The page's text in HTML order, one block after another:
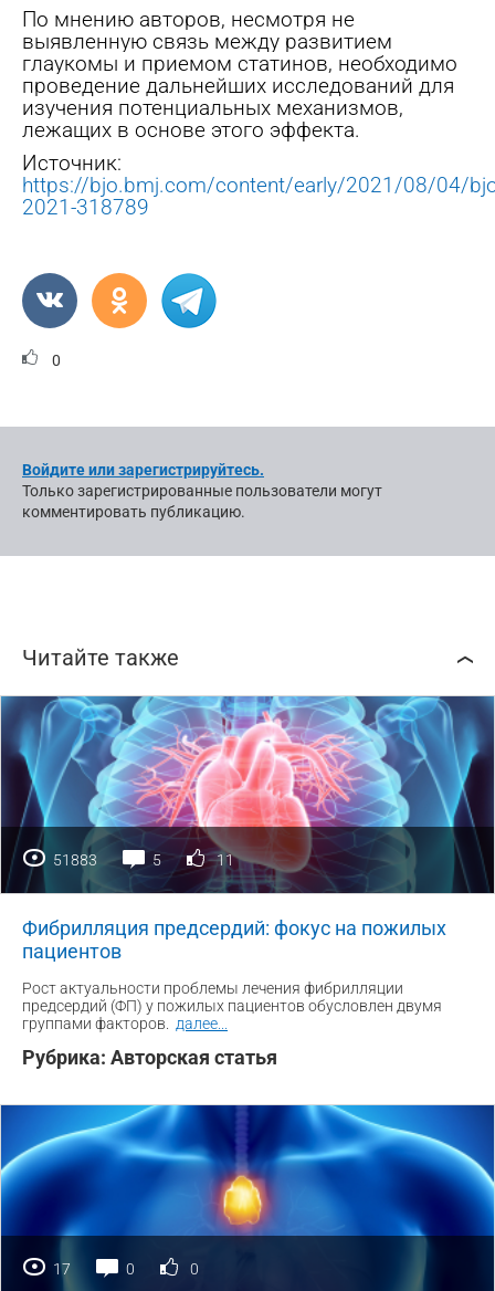
По мнению авторов, несмотря не
выявленную связь между развитием
глаукомы и приемом статинов, необходимо
проведение дальнейших исследований для
изучения потенциальных механизмов,
лежащих в основе этого эффекта.
Источник:
https://bjo.bmj.com/content/early/2021/08/04/
2021-318789
0
Войдите или зарегистрируйтесь.
Только зарегистрированные пользователи могут
комментировать публикацию.
Читайте также
51883 5 11
Фибрилляция предсердий: фокус на пожилых
пациентов
Рост актуальности проблемы лечения фибрилляции
предсердий (ФП) у пожилых пациентов обусловлен двумя
группами факторов.
далее
Рубрика: Авторская статья
17 0 0